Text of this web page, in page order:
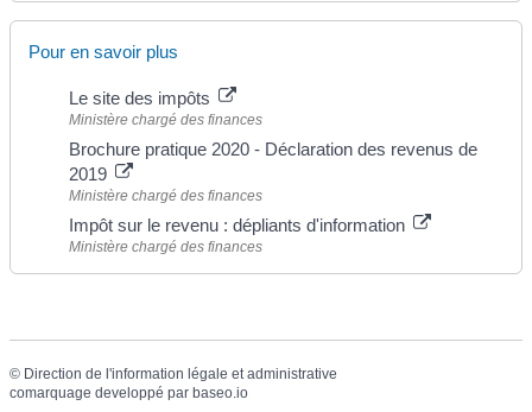
Pour en savoir plus
Le site des impôts
Ministère chargé des finances
Brochure pratique 2020 - Déclaration des revenus de
2019
Ministère chargé des finances
Impôt sur le revenu : dépliants d'information
Ministère chargé des finances
© Direction de l'information légale et administrative
comarquage developpé par baseo.io